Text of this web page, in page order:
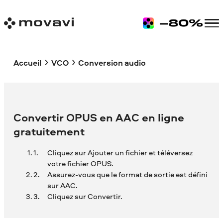
Accueil VCO Conversion audio
Convertir OPUS en AAC en ligne
gratuitement
Cliquez sur Ajouter un fichier et téléversez
votre fichier OPUS.
Assurez-vous que le format de sortie est défini
sur AAC.
Cliquez sur Convertir.